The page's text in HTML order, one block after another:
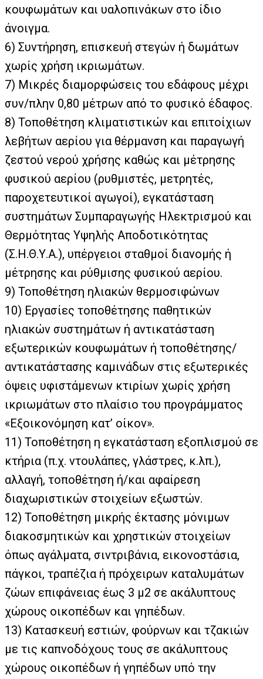
κουφωμάτων και υαλοπινάκων στο ίδιο
άνοιγμα.
6) Συντήρηση, επισκευή στεγών ή δωμάτων
χωρίς χρήση ικριωμάτων.
7) Μικρές διαμορφώσεις του εδάφους μέχρι
συν/πλην 0,80 μέτρων από το φυσικό έδαφος.
8) Τοποθέτηση κλιματιστικών και επιτοίχιων
λεβήτων αερίου για θέρμανση και παραγωγή
ζεστού νερού χρήσης καθώς και μέτρησης
φυσικού αερίου (ρυθμιστές, μετρητές,
παροχετευτικοί αγωγοί), εγκατάσταση
συστημάτων Συμπαραγωγής Ηλεκτρισμού και
Θερμότητας Υψηλής Αποδοτικότητας
(Σ.Η.Θ.Υ.Α.), υπέργειοι σταθμοί διανομής ή
μέτρησης και ρύθμισης φυσικού αερίου.
9) Τοποθέτηση ηλιακών θερμοσιφώνων
10) Εργασίες τοποθέτησης παθητικών
ηλιακών συστημάτων ή αντικατάσταση
εξωτερικών κουφωμάτων ή τοποθέτησης/
αντικατάστασης καμινάδων στις εξωτερικές
όψεις υφιστάμενων κτιρίων χωρίς χρήση
ικριωμάτων στο πλαίσιο του προγράμματος
«Εξοικονόμηση κατ’ οίκον».
11) Τοποθέτηση η εγκατάσταση εξοπλισμού σε
κτήρια (π.χ. ντουλάπες, γλάστρες, κ.λπ.),
αλλαγή, τοποθέτηση ή/και αφαίρεση
διαχωριστικών στοιχείων εξωστών.
12) Τοποθέτηση μικρής έκτασης μόνιμων
διακοσμητικών και χρηστικών στοιχείων
όπως αγάλματα, σιντριβάνια, εικονοστάσια,
πάγκοι, τραπέζια ή πρόχειρων καταλυμάτων
ζώων επιφάνειας έως 3 μ2 σε ακάλυπτους
χώρους οικοπέδων και γηπέδων.
13) Κατασκευή εστιών, φούρνων και τζακιών
με τις καπνοδόχους τους σε ακάλυπτους
χώρους οικοπέδων ή γηπέδων υπό την